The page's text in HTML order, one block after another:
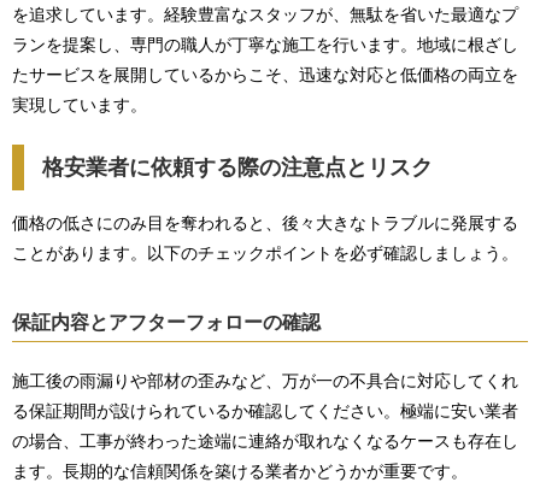
を追求しています。経験豊富なスタッフが、無駄を省いた最適なプ
ランを提案し、専門の職人が丁寧な施工を行います。地域に根ざし
たサービスを展開しているからこそ、迅速な対応と低価格の両立を
実現しています。
格安業者に依頼する際の注意点とリスク
価格の低さにのみ目を奪われると、後々大きなトラブルに発展する
ことがあります。以下のチェックポイントを必ず確認しましょう。
保証内容とアフターフォローの確認
施工後の雨漏りや部材の歪みなど、万が一の不具合に対応してくれ
る保証期間が設けられているか確認してください。極端に安い業者
の場合、工事が終わった途端に連絡が取れなくなるケースも存在し
ます。長期的な信頼関係を築ける業者かどうかが重要です。